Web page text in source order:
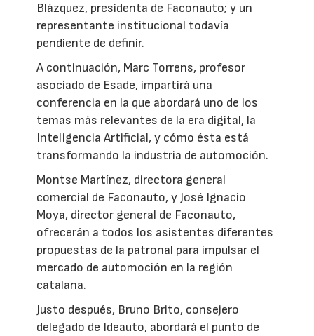
Blázquez, presidenta de Faconauto; y un
representante institucional todavía
pendiente de definir.
A continuación, Marc Torrens, profesor
asociado de Esade, impartirá una
conferencia en la que abordará uno de los
temas más relevantes de la era digital, la
Inteligencia Artificial, y cómo ésta está
transformando la industria de automoción.
Montse Martínez, directora general
comercial de Faconauto, y José Ignacio
Moya, director general de Faconauto,
ofrecerán a todos los asistentes diferentes
propuestas de la patronal para impulsar el
mercado de automoción en la región
catalana.
Justo después, Bruno Brito, consejero
delegado de Ideauto, abordará el punto de